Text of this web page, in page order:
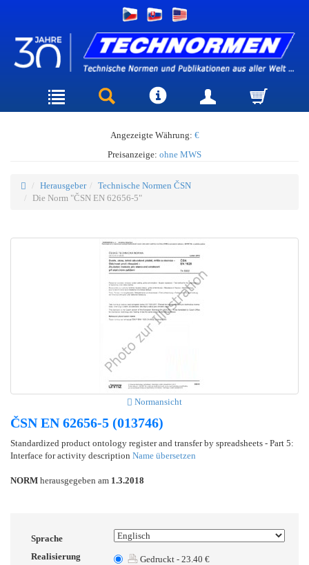
Angezeigte Währung: €
Preisanzeige: ohne MWS
Herausgeber
Technische Normen ČSN
Die Norm "ČSN EN 62656-5"
Normansicht
ČSN EN 62656-5 (013746)
Standardized product ontology register and transfer by spreadsheets - Part 5:
Interface for activity description Name übersetzen
NORM herausgegeben am 1.3.2018
Sprache
Realisierung
Gedruckt - 23.40 €